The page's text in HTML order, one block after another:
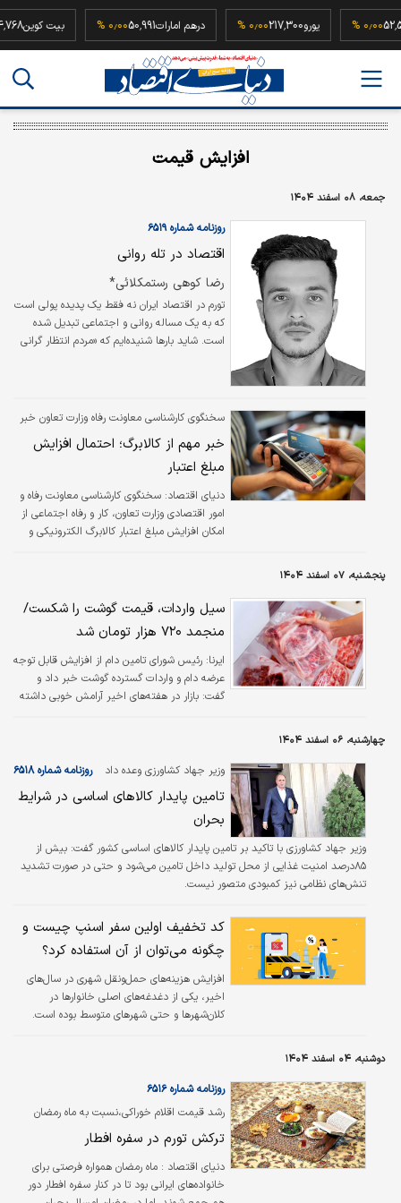
52,500,000 یورو217,300 درهم امارات50,991 بیت
افزایش قیمت
جمعه، ۰۸ اسفند ۱۴۰۴
روزنامه شماره ۶۵۱۹
اقتصاد در تله روانی
رضا کوهی رستمکلائی*
تورم در اقتصاد ایران نه فقط یک پدیده پولی است
که به یک مساله روانی و اجتماعی تبدیل شده
است. شاید بارها شنیده‌ایم که «مردم انتظار گرانی
نوسان دلار، سریع‌تر از خود رویداد به بازارها شوک
می‌دهیم.
سخنگوی کارشناسی معاونت رفاه وزارت تعاون خبر
خبر مهم از کالابرگ؛ احتمال افزایش
مبلغ اعتبار
دنیای اقتصاد: سخنگوی کارشناسی معاونت رفاه و
امور اقتصادی وزارت تعاون، کار و رفاه اجتماعی از
امکان افزایش مبلغ اعتبار کالابرگ الکترونیکی و
پنجشنبه، ۰۷ اسفند ۱۴۰۴
سیل واردات، قیمت گوشت را شکست/
منجمد ۷۲۰ هزار تومان شد
ایرنا: رئیس شورای تامین دام از افزایش قابل توجه
عرضه دام و واردات گسترده گوشت خبر داد و
گفت: بازار در هفته‌های اخیر آرامش خوبی داشته
چهارشنبه، ۰۶ اسفند ۱۴۰۴
وزیر جهاد کشاورزی وعده داد روزنامه شماره ۶۵۱۸
تامین پایدار کالا‌های اساسی در شرایط
بحران
وزیر جهاد کشاورزی با تاکید بر تامین پایدار کالاهای اساسی کشور گفت: بیش از
۸۵درصد امنیت غذایی از محل تولید داخل تامین می‌شود و حتی در صورت تشدید
تنش‌های نظامی نیز کمبودی متصور نیست.
کد تخفیف اولین سفر اسنپ چیست و
چگونه می‌توان از آن استفاده کرد؟
افزایش هزینه‌های حمل‌ونقل شهری در سال‌های
اخیر، یکی از دغدغه‌های اصلی خانوارها در
کلان‌شهرها و حتی شهرهای متوسط بوده است.
دوشنبه، ۰۴ اسفند ۱۴۰۴
رشد قیمت اقلام خوراکی،‌نسبت به ماه رمضان
سال گذشته بررسی شد؛
روزنامه شماره ۶۵۱۶
ترکش تورم در سفره افطار
دنیای اقتصاد : ماه رمضان همواره فرصتی برای
خانواده‌های ایرانی بود تا در کنار سفره افطار دور